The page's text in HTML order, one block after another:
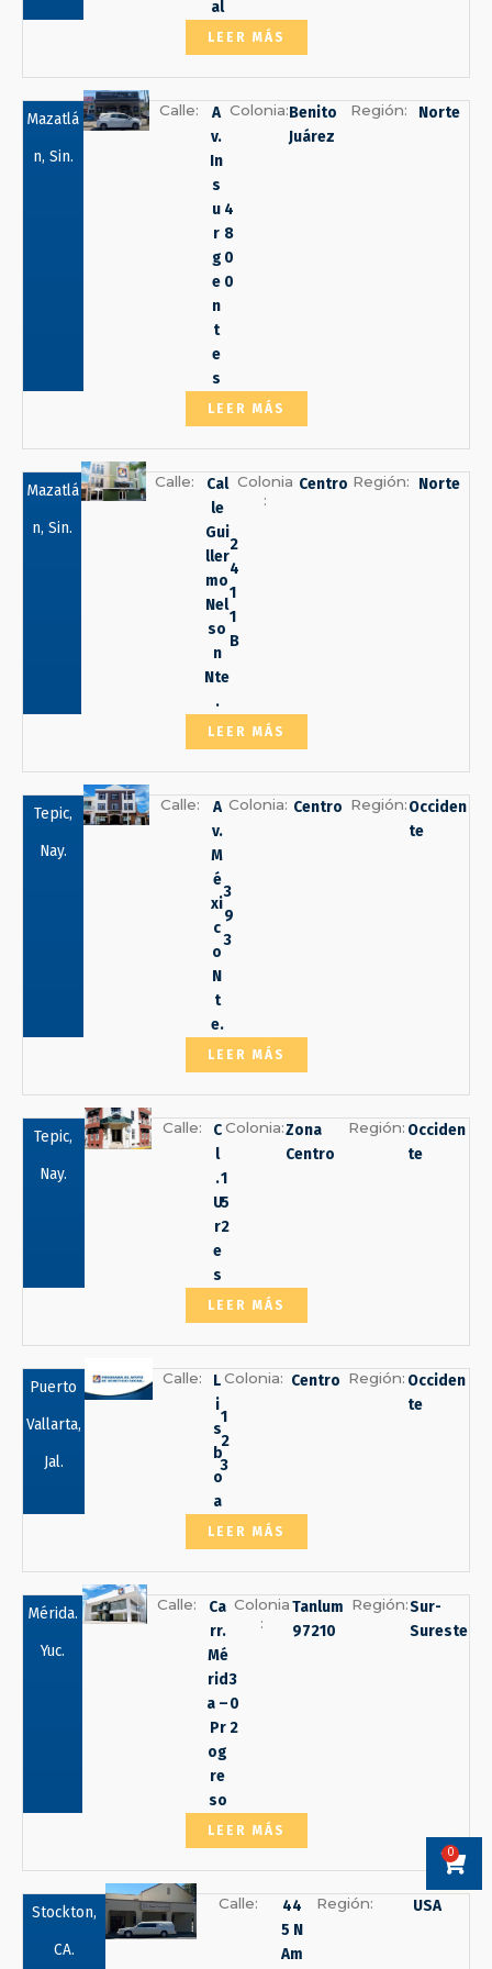
0
al
LEER MÁS
Mazatlá
n, Sin.
Calle:
A
v.
In
s
u
r
g
e
n
t
e
s
4
8
0
0
Colonia:Benito
Juárez
Región: Norte
LEER MÁS
Mazatlá
n, Sin.
Calle:
Cal
le
Gui
ller
mo
Nel
so
n
Nte
.
2
4
1
1
B
Colonia
:
Centro Región: Norte
LEER MÁS
Tepic,
Nay.
Calle:
A
v.
M
é
xi
c
o
N
t
e.
3
9
3
Colonia: Centro Región:Occiden
te
LEER MÁS
Tepic,
Nay.
Calle:
C
l
.
U
r
e
s
1
5
2
Colonia:Zona
Centro
Región: Occiden
te
LEER MÁS
Puerto
Vallarta,
Jal.
Calle:
L
i
s
b
o
a
1
2
3
Colonia: Centro Región: Occiden
te
LEER MÁS
Mérida.
Yuc.
Calle:
Ca
rr.
Mé
rid
a –
Pr
og
re
so
3
0
2
Colonia
:
Tanlum
97210
Región:Sur-
Sureste
LEER MÁS
Stockton,
CA.
Calle:
44
5 N
Am
Región: USA